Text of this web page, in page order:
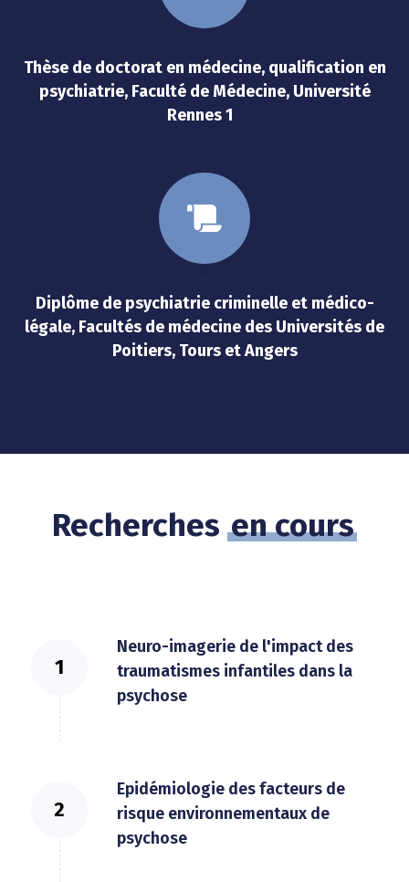
Thèse de doctorat en médecine, qualification en
psychiatrie, Faculté de Médecine, Université
Rennes 1
Diplôme de psychiatrie criminelle et médico-
légale, Facultés de médecine des Universités de
Poitiers, Tours et Angers
Recherches en cours
Neuro-imagerie de l'impact des
traumatismes infantiles dans la
psychose
Epidémiologie des facteurs de
risque environnementaux de
psychose